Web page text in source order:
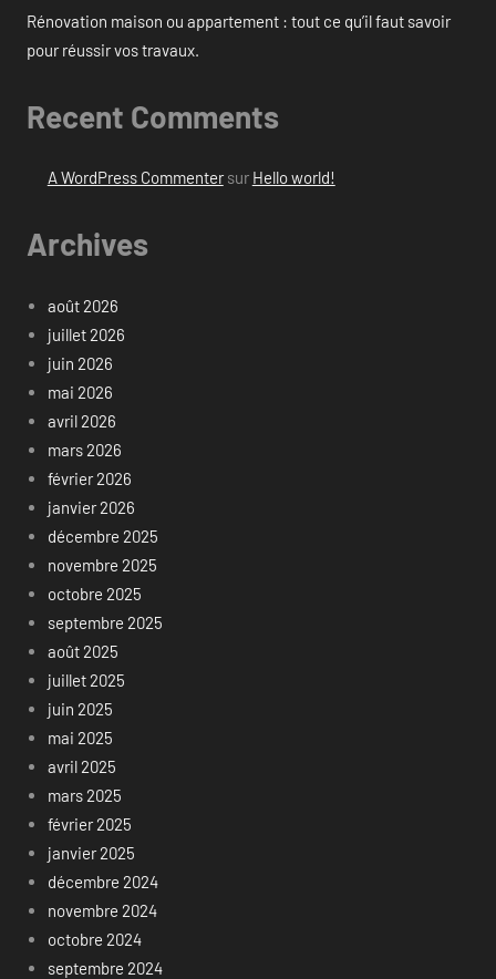
Rénovation maison ou appartement : tout ce qu’il faut savoir
pour réussir vos travaux.
Recent Comments
A WordPress Commentersur Hello world!
Archives
août 2026
juillet 2026
juin 2026
mai 2026
avril 2026
mars 2026
février 2026
janvier 2026
décembre 2025
novembre 2025
octobre 2025
septembre 2025
août 2025
juillet 2025
juin 2025
mai 2025
avril 2025
mars 2025
février 2025
janvier 2025
décembre 2024
novembre 2024
octobre 2024
septembre 2024